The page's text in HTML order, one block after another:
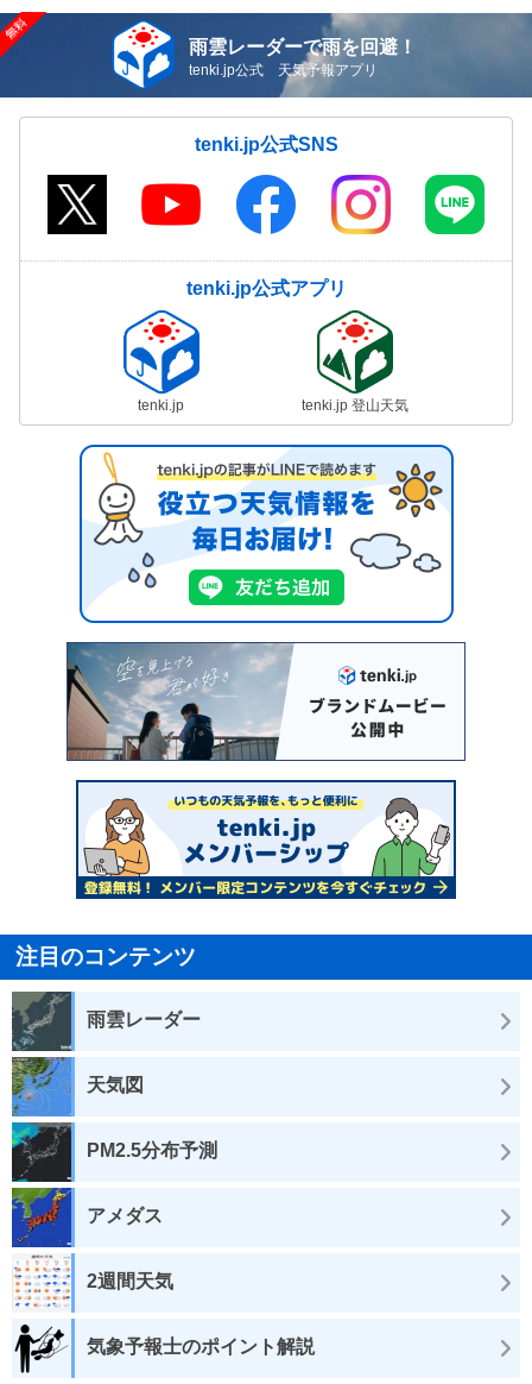
雨雲レーダーで雨を回避！
tenki.jp公式 天気予報アプリ
tenki.jp公式SNS
tenki.jp公式アプリ
tenki.jp tenki.jp 登山天気
注目のコンテンツ
雨雲レーダー
天気図
PM2.5分布予測
アメダス
2週間天気
気象予報士のポイント解説